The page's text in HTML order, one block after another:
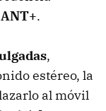
.
,
estéreo, la
al móvil